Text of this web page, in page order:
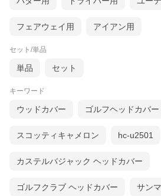
フェアウェイ用 アイアン用
セット/単品
単品 セット
キーワード
ウッドカバー ゴルフヘッドカバー
スコッティキャメロン hc-u2501
カステルバジャック ヘッドカバー
ゴルフクラブ ヘッドカバー サン